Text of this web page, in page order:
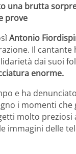
una brutta
prove
Antonio
Il
dai suoi
enorme.
e ha
i momenti
molto
immagini delle